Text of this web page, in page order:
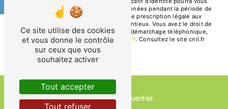
être demandé. Nous conservons vos données pendant la période de
prise de contact puis pendant la durée de prescription légale aux
fins probatoires et de gestion des contentieux. Vous avez le droit de
vous inscrire sur la liste d'opposition au démarchage téléphonique,
disponible à cette adresse: Bloctel.gouv.fr. Consultez le site cnil.fr
pour plus d’informations sur vos droits.
Recherches fréquentes
Ce site utilise des cookies
et vous donne le contrôle
sur ceux que vous
souhaitez activer
Tout accepter
Tout refuser